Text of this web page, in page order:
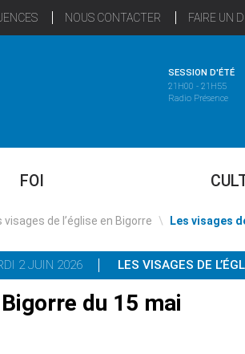
NOUS CONTACTER FAIRE UN
SESSION D'ÉTÉ
21H00 - 21H55
Radio Présence
FOI
visages de l’église en Bigorre \ Les visages
2 JUIN 2026 LES VISAGES DE
du 15 mai